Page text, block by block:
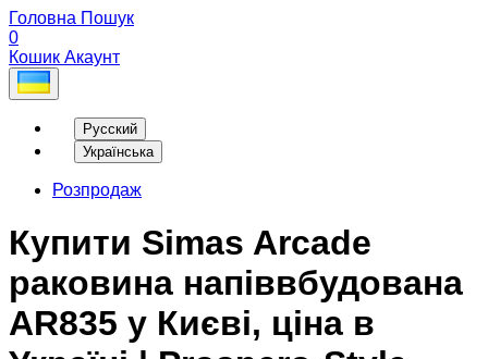
Головна Пошук
0
Кошик Акаунт
Русский
Українська
Розпродаж
Купити Simas Arcade
раковина напіввбудована
AR835 у Києві, ціна в